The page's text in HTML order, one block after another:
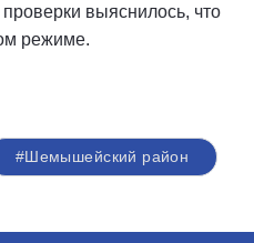
выяснилось, что
режиме.
#Шемышейский район